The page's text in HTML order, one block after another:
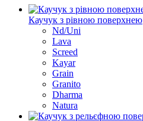
Каучук з рівною поверхнею
Nd/Uni
Lava
Screed
Kayar
Grain
Granito
Dharma
Natura